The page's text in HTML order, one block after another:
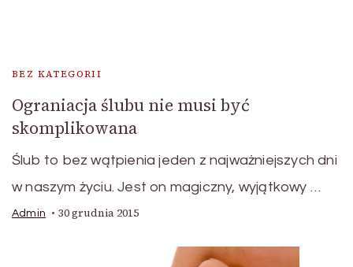
BEZ KATEGORII
Ograniacja ślubu nie musi być
skomplikowana
Ślub to bez wątpienia jeden z najważniejszych dni
w naszym życiu. Jest on magiczny, wyjątkowy …
Admin 30 grudnia 2015